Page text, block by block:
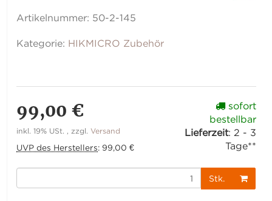
Artikelnummer: 50-2-145
Kategorie: HIKMICRO Zubehör
99,00 €
inkl. 19% USt. , zzgl.Versand
UVP des Herstellers: 99,00 €
sofort
bestellbar
Lieferzeit: 2 - 3
Tage**
Stk.